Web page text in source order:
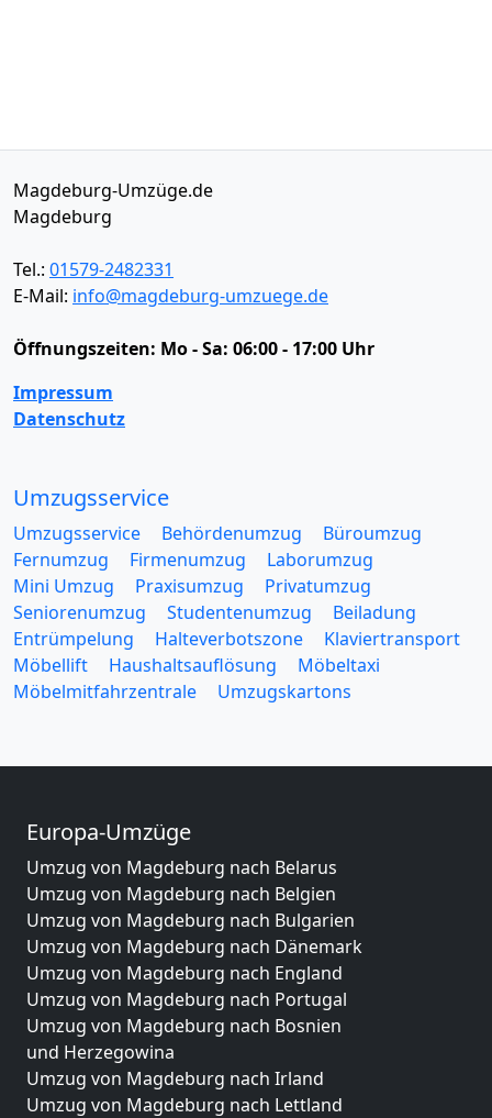
Magdeburg-Umzüge.de
Magdeburg
Tel.: 01579-2482331
E-Mail: info@magdeburg-umzuege.de
Öffnungszeiten: Mo - Sa: 06:00 - 17:00 Uhr
Impressum
Datenschutz
Umzugsservice
Umzugsservice Behördenumzug
Büroumzug
Fernumzug
Firmenumzug
Laborumzug
Mini Umzug
Praxisumzug
Privatumzug
Seniorenumzug
Studentenumzug
Beiladung
Entrümpelung
Halteverbotszone
Klaviertransport
Möbellift
Haushaltsauflösung
Möbeltaxi
Möbelmitfahrzentrale
Umzugskartons
Europa-Umzüge
Umzug von Magdeburg nach Belarus
Umzug von Magdeburg nach Belgien
Umzug von Magdeburg nach Bulgarien
Umzug von Magdeburg nach Dänemark
Umzug von Magdeburg nach England
Umzug von Magdeburg nach Portugal
Umzug von Magdeburg nach Bosnien
und Herzegowina
Umzug von Magdeburg nach Irland
Umzug von Magdeburg nach Lettland